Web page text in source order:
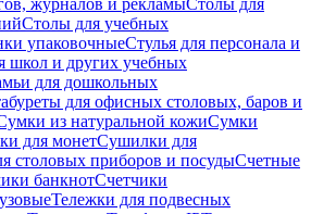
журналов и рекламыСтолы для
Столы для учебных
упаковочныеСтулья для персонала и
школ и других учебных
для дошкольных
для офисных столовых, баров и
из натуральной кожиСумки
для монетСушилки для
столовых приборов и посудыСчетные
банкнотСчетчики
Тележки для подвесных